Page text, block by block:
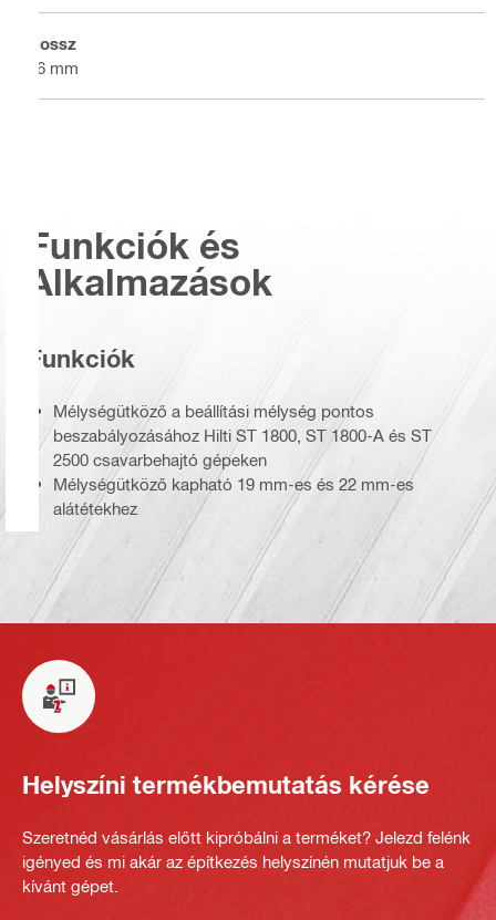
Hossz
56 mm
Funkciók és
Alkalmazások
Funkciók
Mélységütköző a beállítási mélység pontos
beszabályozásához Hilti ST 1800, ST 1800-A és ST
2500 csavarbehajtó gépeken
Mélységütköző kapható 19 mm-es és 22 mm-es
alátétekhez
Helyszíni termékbemutatás kérése
Szeretnéd vásárlás előtt kipróbálni a terméket? Jelezd felénk
igényed és mi akár az építkezés helyszínén mutatjuk be a
kívánt gépet.